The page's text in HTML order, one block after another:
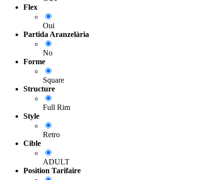
Flex
Oui
Partida Aranzelària
No
Forme
Square
Structure
Full Rim
Style
Retro
Cible
ADULT
Position Tarifaire